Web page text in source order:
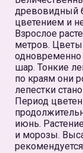
древовидный
цветением и
Взрослое
метров.
шар. Тонкие
по краям они
лепестки
Период
июнь.
и морозы.